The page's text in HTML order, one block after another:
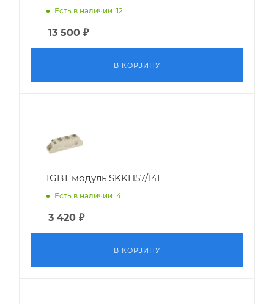
Есть в наличии: 12
13 500 ₽
В КОРЗИНУ
IGBT модуль SKKH57/14E
Есть в наличии: 4
3 420 ₽
В КОРЗИНУ